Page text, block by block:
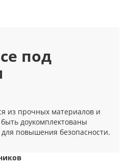
под
из прочных материалов и
доукомплектованы
повышения безопасности.